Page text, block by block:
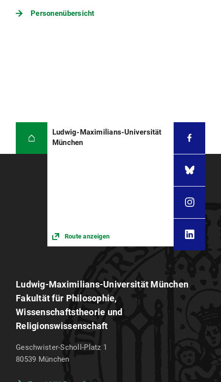
Personenübersicht
Ludwig-Maximilians-Universität
München
Route anzeigen
Ludwig-Maximilians-Universität München
Fakultät für Philosophie,
Wissenschaftstheorie und
Religionswissenschaft
Geschwister-Scholl-Platz 1
80539 München